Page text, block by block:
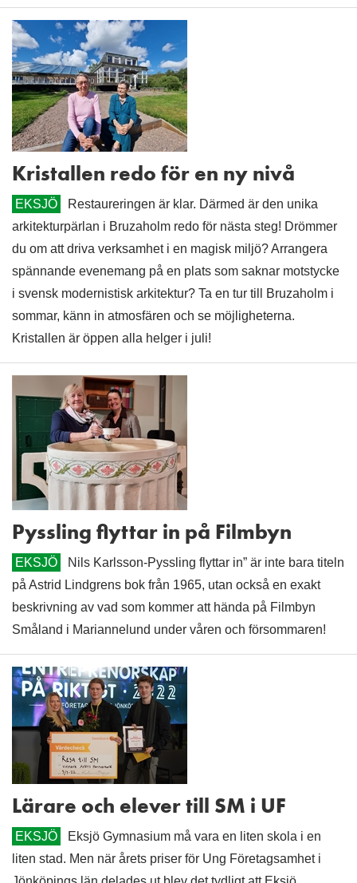
Kristallen redo för en ny nivå
EKSJÖ
Restaureringen är klar. Därmed är den unika
arkitekturpärlan i Bruzaholm redo för nästa steg! Drömmer
du om att driva verksamhet i en magisk miljö? Arrangera
spännande evenemang på en plats som saknar motstycke
i svensk modernistisk arkitektur? Ta en tur till Bruzaholm i
sommar, känn in atmosfären och se möjligheterna.
Kristallen är öppen alla helger i juli!
Pyssling flyttar in på Filmbyn
EKSJÖ
Nils Karlsson-Pyssling flyttar in” är inte bara titeln
på Astrid Lindgrens bok från 1965, utan också en exakt
beskrivning av vad som kommer att hända på Filmbyn
Småland i Mariannelund under våren och försommaren!
Lärare och elever till SM i UF
EKSJÖ
Eksjö Gymnasium må vara en liten skola i en
liten stad. Men när årets priser för Ung Företagsamhet i